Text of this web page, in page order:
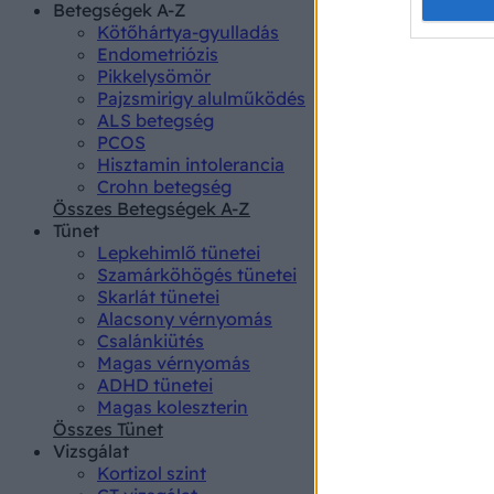
Betegségek A-Z
Kötőhártya-gyulladás
Endometriózis
Pikkelysömör
Pajzsmirigy alulműködés
ALS betegség
PCOS
Hisztamin intolerancia
Crohn betegség
Összes Betegségek A-Z
Tünet
Lepkehimlő tünetei
Szamárköhögés tünetei
Skarlát tünetei
Alacsony vérnyomás
Csalánkiütés
Magas vérnyomás
ADHD tünetei
Magas koleszterin
Összes Tünet
Vizsgálat
Kortizol szint